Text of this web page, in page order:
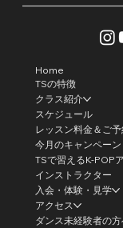
Home
TSの特徴
クラス紹介
スケジュール
レッスン料金＆ご
今月のキャンペーン
TSで習えるK-POP
インストラクター
入会・体験・見学
アクセス
ダンス未経験者の